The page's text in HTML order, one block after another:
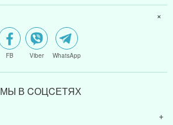
FB Viber WhatsApp
МЫ В CОЦCЕТЯХ